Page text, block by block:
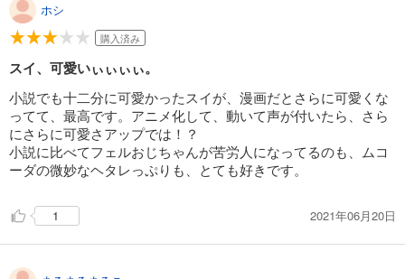
ホシ
購入済み
スイ、可愛いぃぃぃぃ。
小説でも十二分に可愛かったスイが、漫画だとさらに可愛くな
ってて、最高です。アニメ化して、動いて声が付いたら、さら
にさらに可愛さアップでは！？
小説に比べてフェルおじちゃんが苦労人になってるのも、ムコ
ーダの微妙なヘタレっぷりも、とても好きです。
1 2021年06月20日